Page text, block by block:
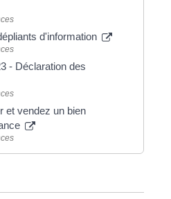
d'information
- Déclaration des
et vendez un bien